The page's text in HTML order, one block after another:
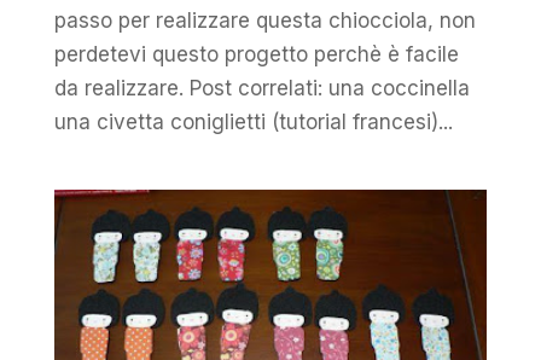
passo per realizzare questa chiocciola, non
perdetevi questo progetto perchè è facile
da realizzare. Post correlati: una coccinella
una civetta coniglietti (tutorial francesi)...